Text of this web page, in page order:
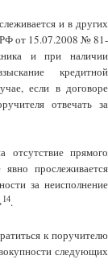
и в других
РФ от 15.07.2008 № 81-
и при наличии
кредитной
если в договоре
отвечать за
отсутствие прямого
прослеживается
за неисполнение
14.
к поручителю
следующих